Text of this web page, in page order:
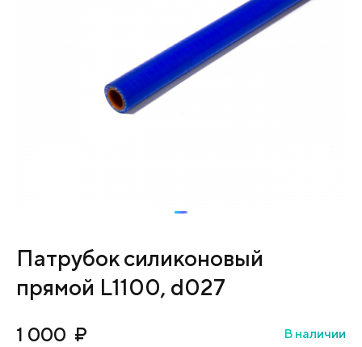
Патрубок силиконовый
прямой L1100, d027
1 000 ₽ В наличии